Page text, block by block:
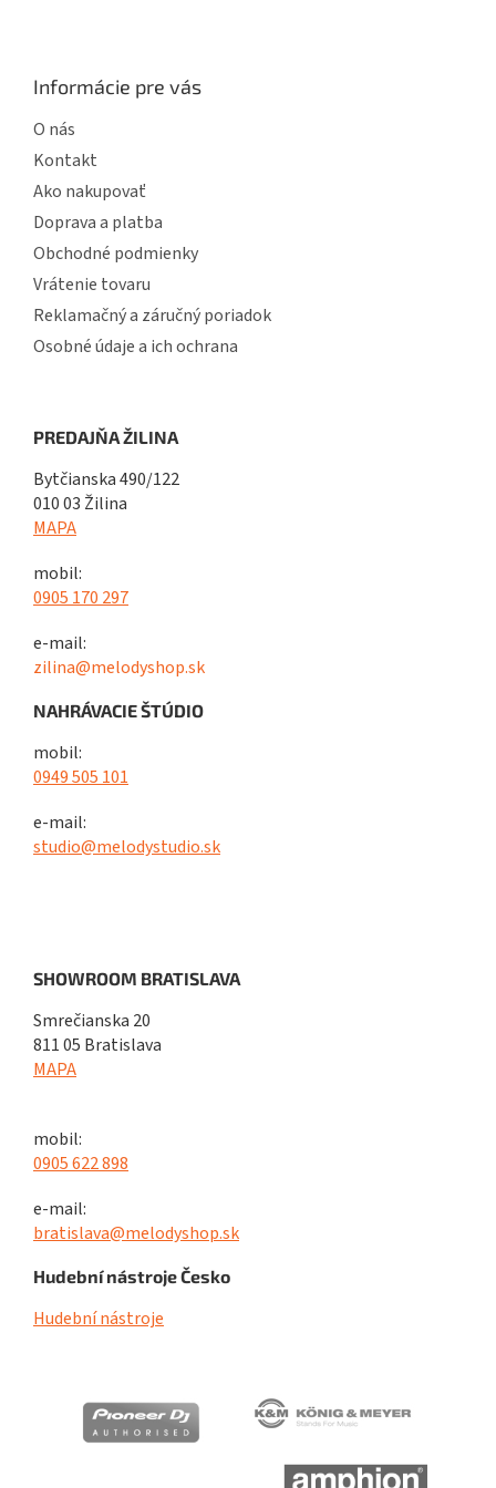
Informácie pre vás
O nás
Kontakt
Ako nakupovať
Doprava a platba
Obchodné podmienky
Vrátenie tovaru
Reklamačný a záručný poriadok
Osobné údaje a ich ochrana
PREDAJŇA ŽILINA
Bytčianska 490/122
010 03 Žilina
MAPA
mobil:
0905 170 297
e-mail:
zilina@melodyshop.sk
NAHRÁVACIE ŠTÚDIO
mobil:
0949 505 101
e-mail:
studio@melodystudio.sk
SHOWROOM BRATISLAVA
Smrečianska 20
811 05 Bratislava
MAPA
mobil:
0905 622 898
e-mail:
bratislava@melodyshop.sk
Hudební nástroje Česko
Hudební nástroje